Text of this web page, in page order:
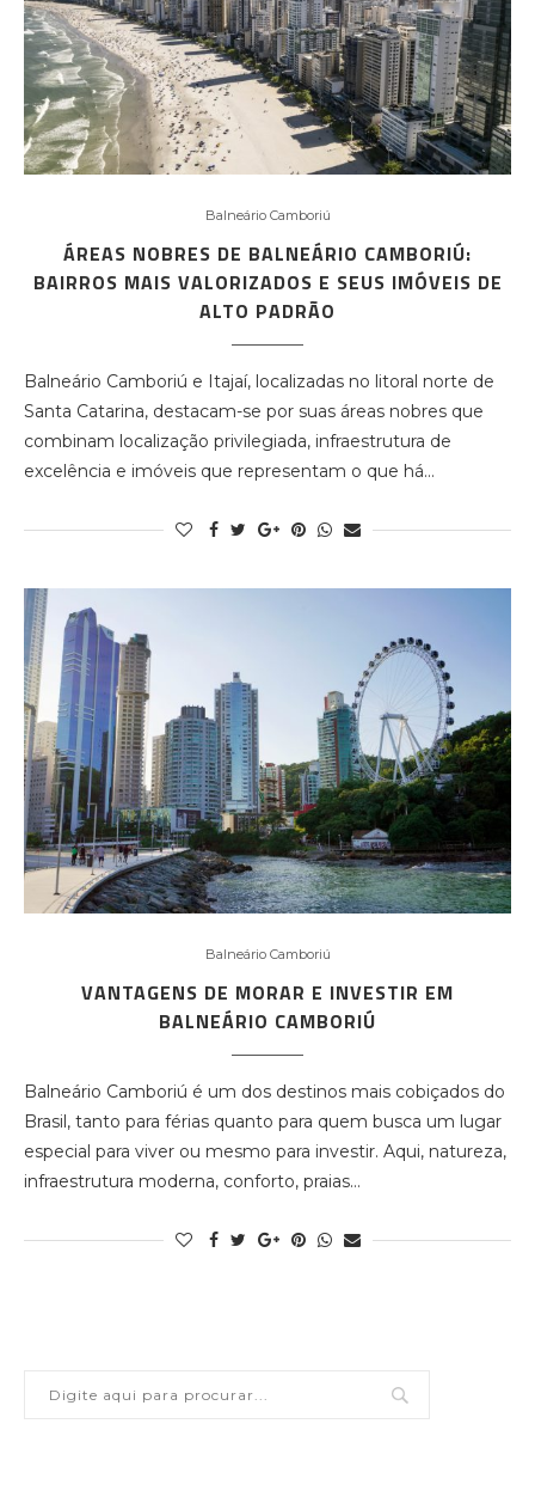
Balneário Camboriú
ÁREAS NOBRES DE BALNEÁRIO CAMBORIÚ:
BAIRROS MAIS VALORIZADOS E SEUS IMÓVEIS DE
ALTO PADRÃO
Balneário Camboriú e Itajaí, localizadas no litoral norte de
Santa Catarina, destacam-se por suas áreas nobres que
combinam localização privilegiada, infraestrutura de
excelência e imóveis que representam o que há…
Balneário Camboriú
VANTAGENS DE MORAR E INVESTIR EM
BALNEÁRIO CAMBORIÚ
Balneário Camboriú é um dos destinos mais cobiçados do
Brasil, tanto para férias quanto para quem busca um lugar
especial para viver ou mesmo para investir. Aqui, natureza,
infraestrutura moderna, conforto, praias…